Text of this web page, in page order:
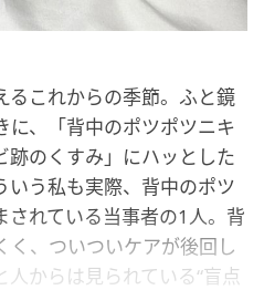
るこれからの季節。ふと鏡
に、「背中のポツポツニキ
跡のくすみ」にハッとした
いう私も実際、背中のポツ
されている当事者の1人。背
く、ついついケアが後回し
からは見られている“盲点